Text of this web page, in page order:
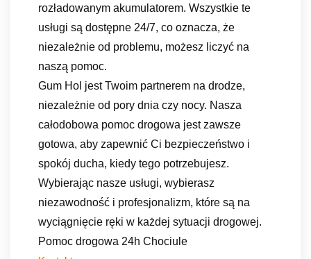
rozładowanym akumulatorem. Wszystkie te
usługi są dostępne 24/7, co oznacza, że
niezależnie od problemu, możesz liczyć na
naszą pomoc.
Gum Hol jest Twoim partnerem na drodze,
niezależnie od pory dnia czy nocy. Nasza
całodobowa pomoc drogowa jest zawsze
gotowa, aby zapewnić Ci bezpieczeństwo i
spokój ducha, kiedy tego potrzebujesz.
Wybierając nasze usługi, wybierasz
niezawodność i profesjonalizm, które są na
wyciągnięcie ręki w każdej sytuacji drogowej.
Pomoc drogowa 24h Chociule